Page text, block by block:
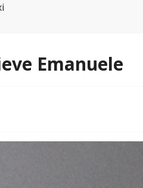
Emanuele